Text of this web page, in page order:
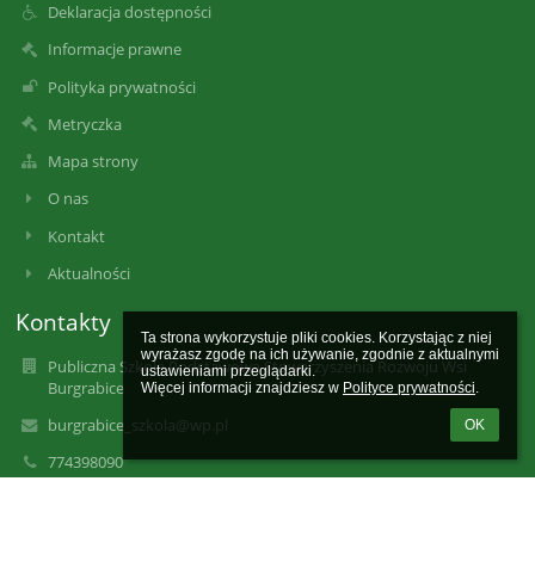
Ta strona wykorzystuje pliki cookies. Korzystając z niej
wyrażasz zgodę na ich używanie, zgodnie z aktualnymi
ustawieniami przeglądarki.
Więcej informacji znajdziesz w Polityce prywatności.
OK
Deklaracja dostępności
Informacje prawne
Polityka prywatności
Metryczka
Mapa strony
O nas
Kontakt
Aktualności
Kontakty
Publiczna Szkoła Podstawowa Stowarzyszenia Rozwoju Wsi
Burgrabice
burgrabice_szkola@wp.pl
774398090